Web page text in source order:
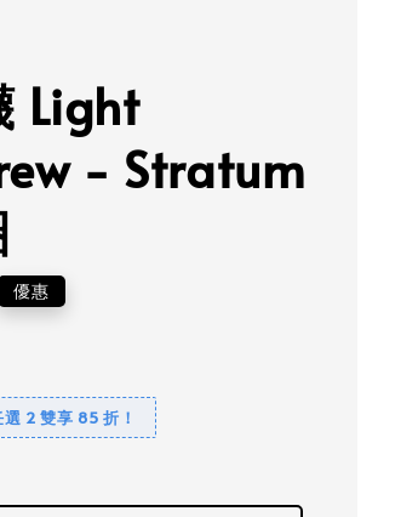
Light
- Stratum
優惠
2 雙享 85 折！